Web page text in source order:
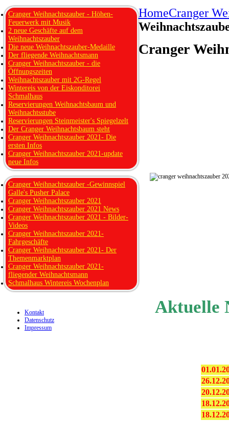
HomeCranger
Cranger
Aktuelle
Cranger Weihnachtszauber - Höhen-
Feuerwerk mit Musik
2 neue Geschäfte auf dem
Weihnachtszauber
Die neue Weihnachtszauber-Medaille
Der fliegende Weihnachtsmann
Cranger Weihnachtszauber - die
Öffnungszeiten
Weihnachtszauber mit 2G-Regel
Wintereis von der Eiskonditorei
Schmalhaus
Reservierungen Weihnachtsbaum und
Weihnachtsstube
Reservierungen Steinmeister's Spiegelzelt
Der Cranger Weihnachtsbaum steht
Cranger Weihnachtszauber 2021- Die
ersten Infos
Cranger Weihnachtszauber 2021-update
neue Infos
Cranger Weihnachtszauber -Gewinnspiel
Galle's Pusher Palace
Cranger Weihnachtszauber 2021
Cranger Weihnachtszauber 2021 News
Cranger Weihnachtszauber 2021 - Bilder-
Videos
Cranger Weihnachtszauber 2021-
Fahrgeschäfte
Cranger Weihnachtszauber 2021- Der
Themenmarktplan
Cranger Weihnachtszauber 2021-
fliegender Weihnachtsmann
Schmalhaus Wintereis Wochenplan
Kontakt
Datenschutz
Impressum